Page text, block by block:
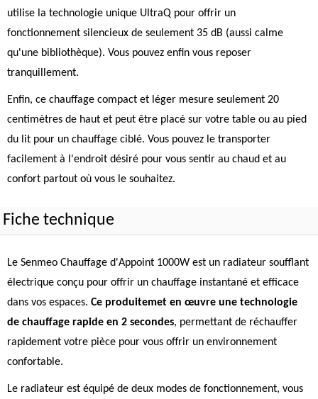
utilise la technologie unique UltraQ pour offrir un
fonctionnement silencieux de seulement 35 dB (aussi calme
qu'une bibliothèque). Vous pouvez enfin vous reposer
tranquillement.
Enfin, ce chauffage compact et léger mesure seulement 20
centimètres de haut et peut être placé sur votre table ou au pied
du lit pour un chauffage ciblé. Vous pouvez le transporter
facilement à l'endroit désiré pour vous sentir au chaud et au
confort partout où vous le souhaitez.
Fiche technique
Le Senmeo Chauffage d'Appoint 1000W est un radiateur soufflant
électrique conçu pour offrir un chauffage instantané et efficace
dans vos espaces. Ce produitemet en œuvre une technologie
de chauffage rapide en 2 secondes, permettant de réchauffer
rapidement votre pièce pour vous offrir un environnement
confortable.
Le radiateur est équipé de deux modes de fonctionnement, vous